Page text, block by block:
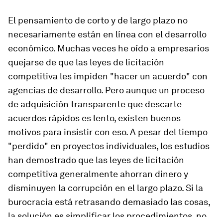
El pensamiento de corto y de largo plazo no
necesariamente están en línea con el desarrollo
económico. Muchas veces he oído a empresarios
quejarse de que las leyes de licitación
competitiva les impiden "hacer un acuerdo" con
agencias de desarrollo. Pero aunque un proceso
de adquisición transparente que descarte
acuerdos rápidos es lento, existen buenos
motivos para insistir con eso. A pesar del tiempo
"perdido" en proyectos individuales, los estudios
han demostrado que las leyes de licitación
competitiva generalmente ahorran dinero y
disminuyen la corrupción en el largo plazo. Si la
burocracia está retrasando demasiado las cosas,